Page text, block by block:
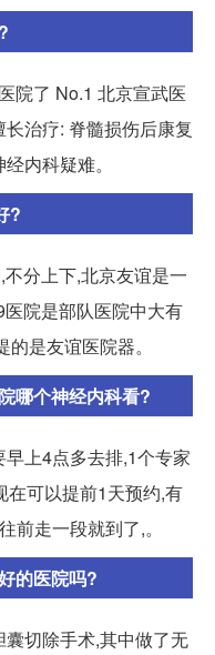
院了 No.1 北京宣武医
治疗: 脊髓损伤后康复
内科疑难。
?
分上下,北京友谊是一
院是部队医院中大有
是友谊医院器。
哪个神经内科看?
上4点多去排,1个专家
在可以提前1天预约,有
前走一段就到了,。
的医院吗?
切除手术,其中做了无